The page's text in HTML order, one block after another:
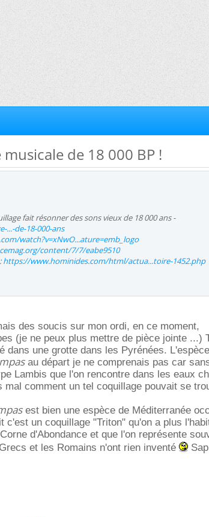
de 18 000 BP !
fait résonner des sons vieux de 18 000 ans-
de-18-000-ans
watch?v=xNwO...ature=emb_logo
content/7/7/eabe9510
https://www.hominides.com/html/actua...toire-1452.php
des soucis sur mon ordi, en ce moment,
(je ne peux plus mettre de pièce jointe ...)
dans une grotte dans les Pyrénées.
au départ je ne comprenais pas car
Lambis que l'on rencontre dans les eaux
comment un tel coquillage pouvait se
est bien une espèce de Méditerranée
c'est un coquillage "Triton" qu'on a plus
d'Abondance et que l'on représente
et les Romains n'ont rien inventé